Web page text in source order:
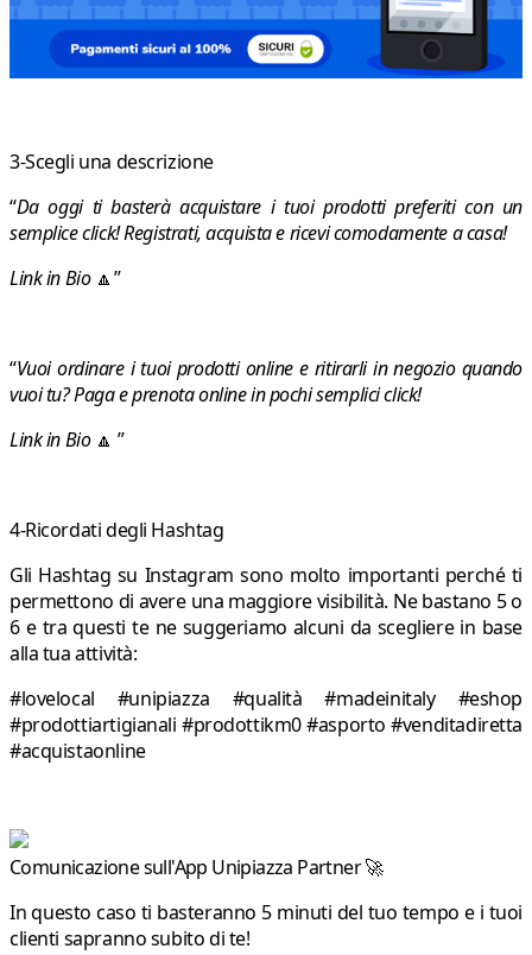
3-Scegli una descrizione
“Da oggi ti basterà acquistare i tuoi prodotti preferiti con un
semplice click! Registrati, acquista e ricevi comodamente a casa!
Link in Bio🔼”
“Vuoi ordinare i tuoi prodotti online e ritirarli in negozio quando
vuoi tu? Paga e prenota online in pochi semplici click!
Link in Bio 🔼 ”
4-Ricordati degli Hashtag
Gli Hashtag su Instagram sono molto importanti perché ti
permettono di avere una maggiore visibilità. Ne bastano 5 o
6 e tra questi te ne suggeriamo alcuni da scegliere in base
alla tua attività:
#lovelocal #unipiazza #qualità #madeinitaly #eshop
#prodottiartigianali #prodottikm0 #asporto #venditadiretta
#acquistaonline
Comunicazione sull'App Unipiazza Partner 🚀
In questo caso ti basteranno 5 minuti del tuo tempo e i tuoi
clienti sapranno subito di te!